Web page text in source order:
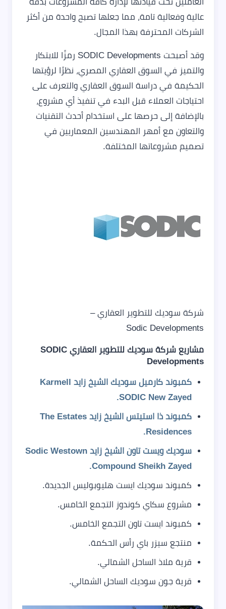
عالية وفعالية تامة، مما جعلها تصبح واحدة من أكثر
الشركات المحترفة بهذا المجال.
وقد أصبحت SODIC Developments رمزًا للابتكار
والتميز في السوق العقاري المصري، نظرًا لرؤيتها
الحكيمة في دراسة السوق العقاري والتعرف على
احتياجات العملاء قبل البدء في تنفيذ أي مشروع،
بالإضافة إلى حرصها على استخدام أحدث التقنيات
والتعاون مع أمهر المهندسين المعماريين في
تصميم مشروعاتها المختلفة.
شركة سوديك للتطوير العقاري –
Sodic Developments
مشاريع شركة سوديك للتطوير العقاري SODIC
Developments
كمبوند كارميل سوديك الشيخ زايد Karmell
SODIC New Zayed.
كمبوند ذا استيتس الشيخ زايد The Estates
Residences.
سوديك ويست تاون الشيخ زايد Sodic Westown
Compound Sheikh Zayed.
كمبوند سوديك ايست هليوبوليس الجديدة.
مشروع سكاي كوندوز التجمع الخامس.
كمبوند ايست تاون التجمع الخامس.
منتجع سيزر باي رأس الحكمة.
قرية ملاذ الساحل الشمالي.
قرية جون سوديك الساحل الشمالي.